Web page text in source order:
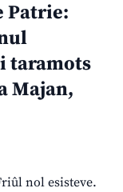
Patrie:
taramots
Majan,
nol esisteve.